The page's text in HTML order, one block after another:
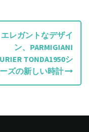
エレガントなデザイ
ン、PARMIGIANI
TONDA1950シ
ズの新しい時計